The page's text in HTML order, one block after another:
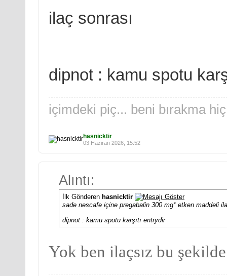
ilaç sonrası
dipnot : kamu spotu
içimdeki piç... beni bırakma hiç
hasnicktir
03 Haziran 2026, 15:52
Alıntı:
İlk Gönderen hasnicktir
sade nescafe içine pregabalin 300 mg* etken maddeli
dipnot : kamu spotu karşıtı entrydir
Yok ben ilaçsız bu